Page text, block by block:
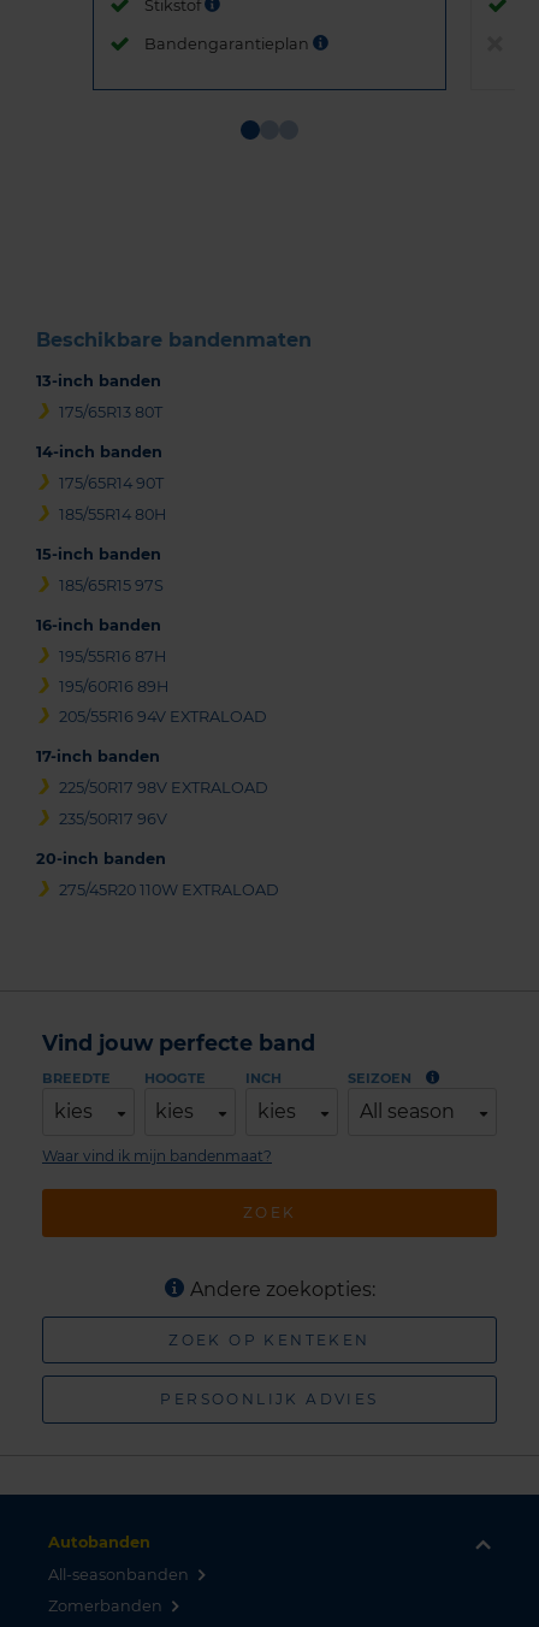
Stikstof
Bandengarantieplan
Beschikbare bandenmaten
13-inch banden
175/65R13 80T
14-inch banden
175/65R14 90T
185/55R14 80H
15-inch banden
185/65R15 97S
16-inch banden
195/55R16 87H
195/60R16 89H
205/55R16 94V EXTRALOAD
17-inch banden
225/50R17 98V EXTRALOAD
235/50R17 96V
20-inch banden
275/45R20 110W EXTRALOAD
Vind jouw perfecte band
BREEDTE
kies
HOOGTE
kies
INCH
kies
SEIZOEN
All season
ZOEK
Waar vind ik mijn bandenmaat?
Andere zoekopties:
ZOEK OP KENTEKEN
PERSOONLIJK ADVIES
Autobanden
All-seasonbanden
Zomerbanden